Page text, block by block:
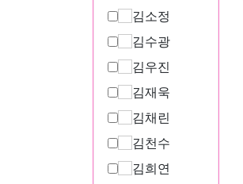
김소정
김수광
김우진
김재욱
김채린
김천수
김희연